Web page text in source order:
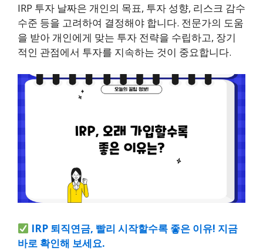
IRP 투자 날짜은 개인의 목표, 투자 성향, 리스크 감수
수준 등을 고려하여 결정해야 합니다. 전문가의 도움
을 받아 개인에게 맞는 투자 전략을 수립하고, 장기
적인 관점에서 투자를 지속하는 것이 중요합니다.
IRP 퇴직연금, 빨리 시작할수록 좋은 이유! 지금
바로 확인해 보세요.